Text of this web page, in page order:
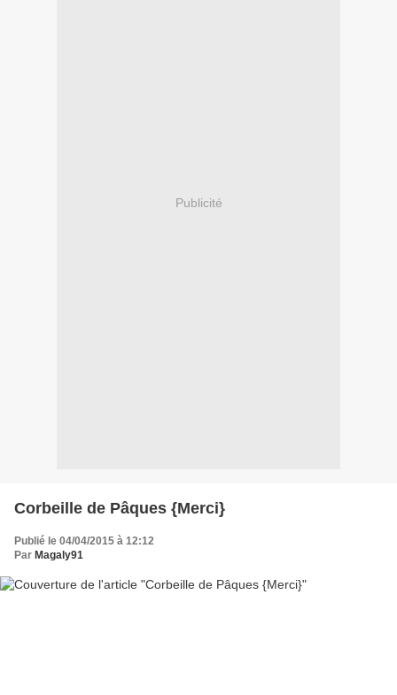
Publicité
Corbeille de Pâques {Merci}
Publié le 04/04/2015 à 12:12
Par Magaly91